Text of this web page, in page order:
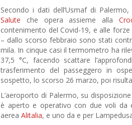
Secondo i dati dell’Usmaf di
Salute che opera assieme alla
contenimento del Covid-19, e alle
– dallo scorso febbraio sono stati
mila. In cinque casi il termometro ha
37,5 °C, facendo scattare
trasferimento del passeggero in
sospetto, lo scorso 26 marzo, poi
L’aeroporto di Palermo, su
è aperto e operativo con due voli da
aerea Alitalia, e uno da e per